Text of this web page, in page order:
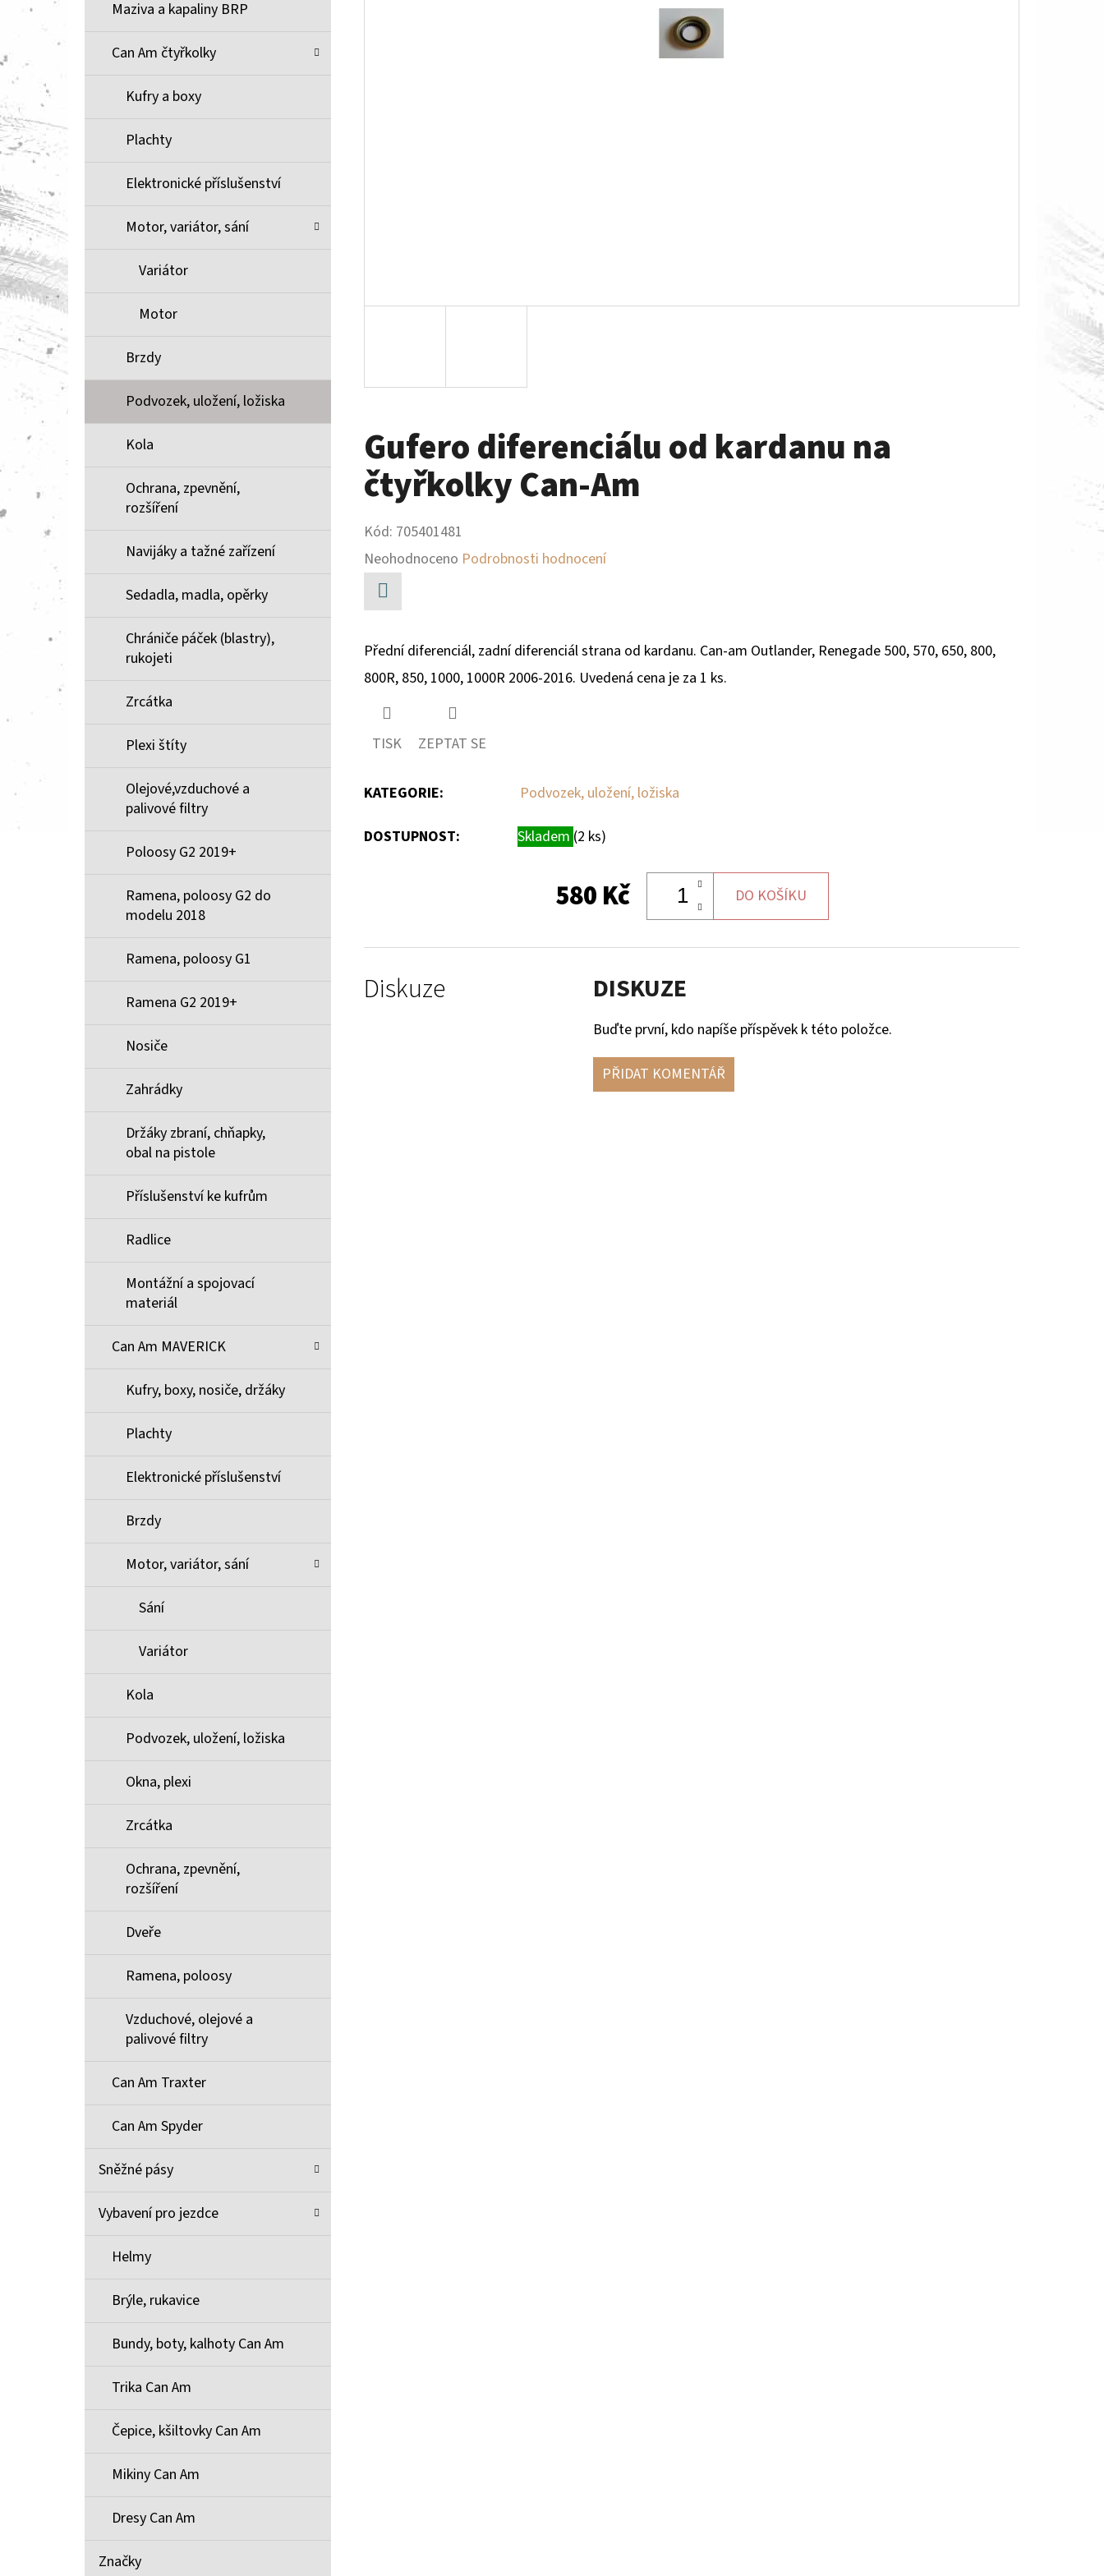
Maziva a kapaliny BRP
Can Am čtyřkolky
Kufry a boxy
Plachty
Elektronické příslušenství
Motor, variátor, sání
Variátor
Motor
Brzdy
Podvozek, uložení, ložiska
Kola
Ochrana, zpevnění,
rozšíření
Navijáky a tažné zařízení
Sedadla, madla, opěrky
Chrániče páček (blastry),
rukojeti
Zrcátka
Plexi štíty
Olejové,vzduchové a
palivové filtry
Poloosy G2 2019+
Ramena, poloosy G2 do
modelu 2018
Ramena, poloosy G1
Ramena G2 2019+
Nosiče
Zahrádky
Držáky zbraní, chňapky,
obal na pistole
Příslušenství ke kufrům
Radlice
Montážní a spojovací
materiál
Can Am MAVERICK
Kufry, boxy, nosiče, držáky
Plachty
Elektronické příslušenství
Brzdy
Motor, variátor, sání
Sání
Variátor
Kola
Podvozek, uložení, ložiska
Okna, plexi
Zrcátka
Ochrana, zpevnění,
rozšíření
Dveře
Ramena, poloosy
Vzduchové, olejové a
palivové filtry
Can Am Traxter
Can Am Spyder
Sněžné pásy
Vybavení pro jezdce
Helmy
Brýle, rukavice
Bundy, boty, kalhoty Can Am
Trika Can Am
Čepice, kšiltovky Can Am
Mikiny Can Am
Dresy Can Am
Značky
Gufero diferenciálu od kardanu na
čtyřkolky Can-Am
Kód: 705401481
Průměrné
hodnocení
produktu
je
hvězdiček.
Neohodnoceno Podrobnosti hodnocení
Přední diferenciál, zadní diferenciál strana od kardanu. Can-am Outlander, Renegade 500, 570, 650, 800,
800R, 850, 1000, 1000R 2006-2016. Uvedená cena je za 1 ks.
TISK ZEPTAT SE
KATEGORIE: Podvozek, uložení, ložiska
DOSTUPNOST: Skladem (2 ks)
580 Kč DO KOŠÍKU
Diskuze DISKUZE
Buďte první, kdo napíše příspěvek k této položce.
PŘIDAT KOMENTÁŘ
BRZDOVÉ DESTIČKY ZE SLINUTÉHO KOVU
1 100 Kč
PALIVOVÉ ČERPADLO S MĚŘÁKEM PALIVA CAN-